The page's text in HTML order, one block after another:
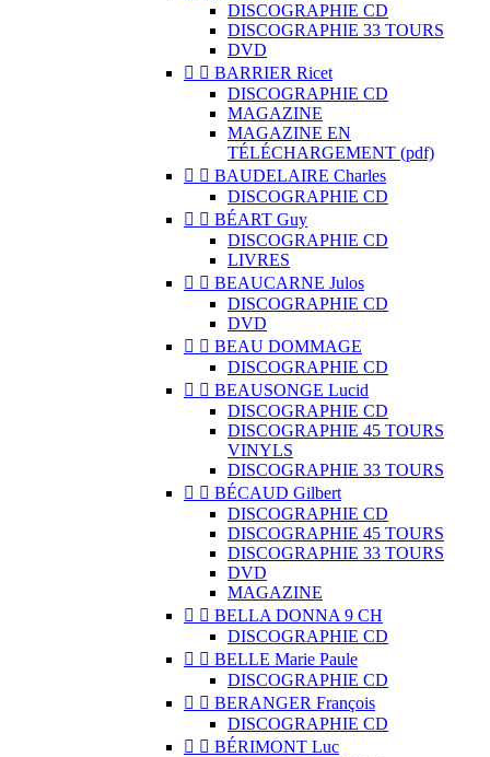
DISCOGRAPHIE CD
DISCOGRAPHIE 33 TOURS
DVD
  BARRIER Ricet
DISCOGRAPHIE CD
MAGAZINE
MAGAZINE EN
TÉLÉCHARGEMENT (pdf)
  BAUDELAIRE Charles
DISCOGRAPHIE CD
  BÉART Guy
DISCOGRAPHIE CD
LIVRES
  BEAUCARNE Julos
DISCOGRAPHIE CD
DVD
  BEAU DOMMAGE
DISCOGRAPHIE CD
  BEAUSONGE Lucid
DISCOGRAPHIE CD
DISCOGRAPHIE 45 TOURS
VINYLS
DISCOGRAPHIE 33 TOURS
  BÉCAUD Gilbert
DISCOGRAPHIE CD
DISCOGRAPHIE 45 TOURS
DISCOGRAPHIE 33 TOURS
DVD
MAGAZINE
  BELLA DONNA 9 CH
DISCOGRAPHIE CD
  BELLE Marie Paule
DISCOGRAPHIE CD
  BERANGER François
DISCOGRAPHIE CD
  BÉRIMONT Luc